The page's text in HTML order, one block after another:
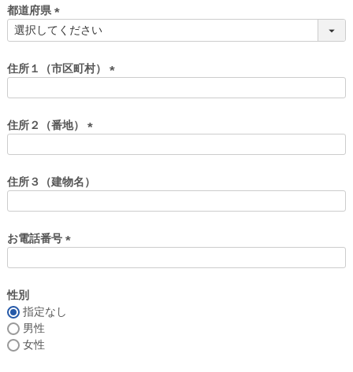
須
)
都道府県
(
須
)
住所１（市区町村）
)
住所２（番地）
須
)
住所３（建物名）
お電話番号
性別
指定なし
男性
女性